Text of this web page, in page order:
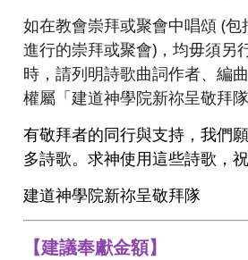
如在教會崇拜或聚會中唱頌 (
進行的崇拜或聚會)，均毋須另
時，請列明詩歌曲詞作者、編
權屬「建道神學院新祢呈敬拜隊
有敬拜者的同行與支持，我們
多詩歌。求神使用這些詩歌，
建道神學院新祢呈敬拜隊
【建議奉獻金額】